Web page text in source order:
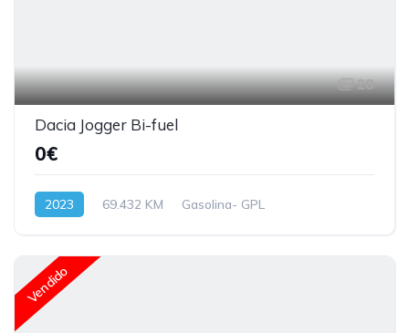
28
Dacia Jogger Bi-fuel
0€
2023 69.432 KM Gasolina- GPL
Vendido